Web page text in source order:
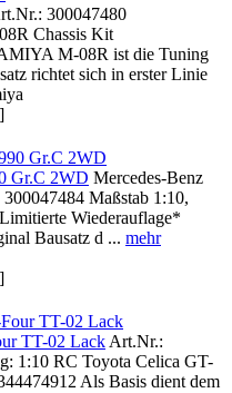
300047480
Chassis Kit
M-08R ist die Tuning
richtet sich in erster Linie
Gr.C 2WD Mercedes-Benz
Maßstab 1:10,
Wiederauflage*
Bausatz d ... mehr
TT-02 Lack Art.Nr.:
1:10 RC Toyota Celica GT-
Als Basis dient dem